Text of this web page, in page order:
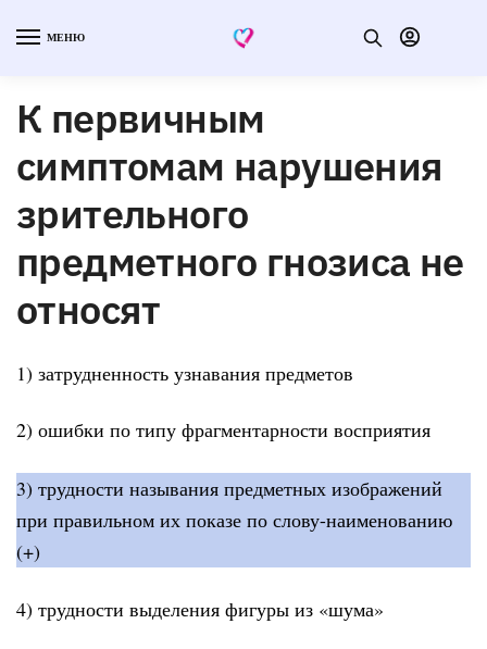
МЕНЮ
К первичным
симптомам нарушения
зрительного
предметного гнозиса не
относят
1) затрудненность узнавания предметов
2) ошибки по типу фрагментарности восприятия
3) трудности называния предметных изображений
при правильном их показе по слову-наименованию
(+)
4) трудности выделения фигуры из «шума»